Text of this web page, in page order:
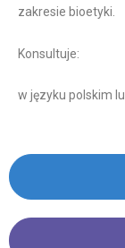
zakresie bioetyki.
Konsultuje:
w języku polskim